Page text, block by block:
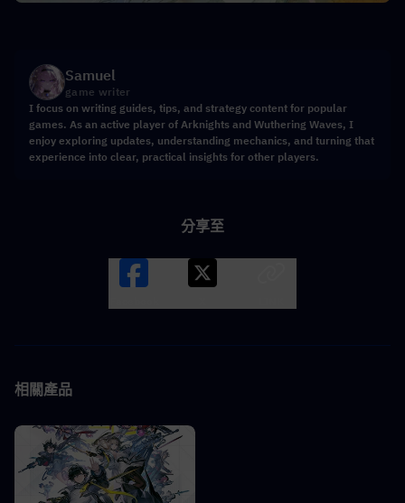
Samuel
game writer
I focus on writing guides, tips, and strategy content for popular
games. As an active player of Arknights and Wuthering Waves, I
enjoy exploring updates, understanding mechanics, and turning that
experience into clear, practical insights for other players.
分享至
相關產品